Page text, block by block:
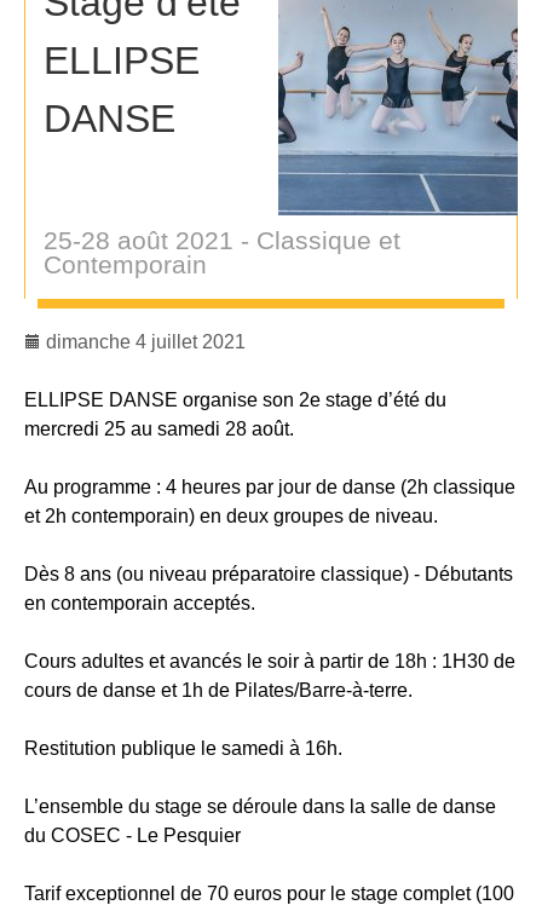
ELLIPSE
DANSE
25-28 août 2021 - Classique et
Contemporain
dimanche 4 juillet 2021
ELLIPSE DANSE organise son 2e stage d’été du
mercredi 25 au samedi 28 août.
Au programme : 4 heures par jour de danse (2h classique
et 2h contemporain) en deux groupes de niveau.
Dès 8 ans (ou niveau préparatoire classique) - Débutants
en contemporain acceptés.
Cours adultes et avancés le soir à partir de 18h : 1H30 de
cours de danse et 1h de Pilates/Barre-à-terre.
Restitution publique le samedi à 16h.
L’ensemble du stage se déroule dans la salle de danse
du COSEC - Le Pesquier
Tarif exceptionnel de 70 euros pour le stage complet (100